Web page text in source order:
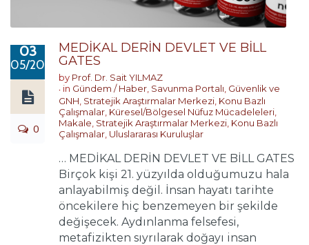
03
05/2020
0
MEDİKAL DERİN DEVLET VE BİLL
GATES
by Prof. Dr. Sait YILMAZ
in Gündem / Haber Savunma Portalı Güvenlik ve
GNH Stratejik Araştırmalar Merkezi Konu Bazlı
Çalışmalar Küresel/Bölgesel Nüfuz Mücadeleleri
Makale Stratejik Araştırmalar Merkezi Konu Bazlı
Çalışmalar Uluslararası Kuruluşlar
… MEDİKAL DERİN DEVLET VE BİLL GATES
Birçok kişi 21. yüzyılda olduğumuzu hala
anlayabilmiş değil. İnsan hayatı tarihte
öncekilere hiç benzemeyen bir şekilde
değişecek. Aydınlanma felsefesi,
metafizikten sıyrılarak doğayı insan